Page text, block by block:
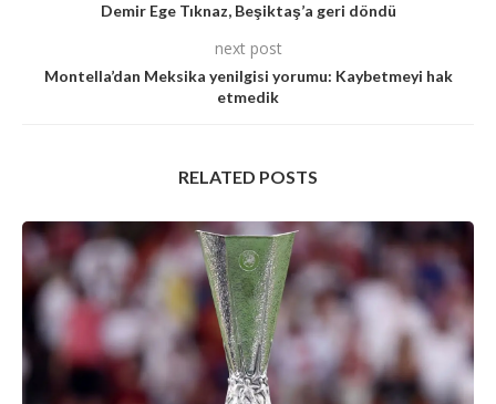
Demir Ege Tıknaz, Beşiktaş’a geri döndü
next post
Montella’dan Meksika yenilgisi yorumu: Kaybetmeyi hak
etmedik
RELATED POSTS